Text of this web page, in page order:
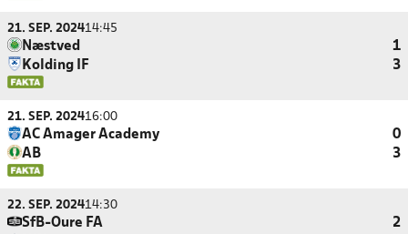
21. SEP. 202414:45
Næstved
1
Kolding IF
3
21. SEP. 202416:00
AC Amager Academy
0
AB
3
22. SEP. 202414:30
SfB-Oure FA
2